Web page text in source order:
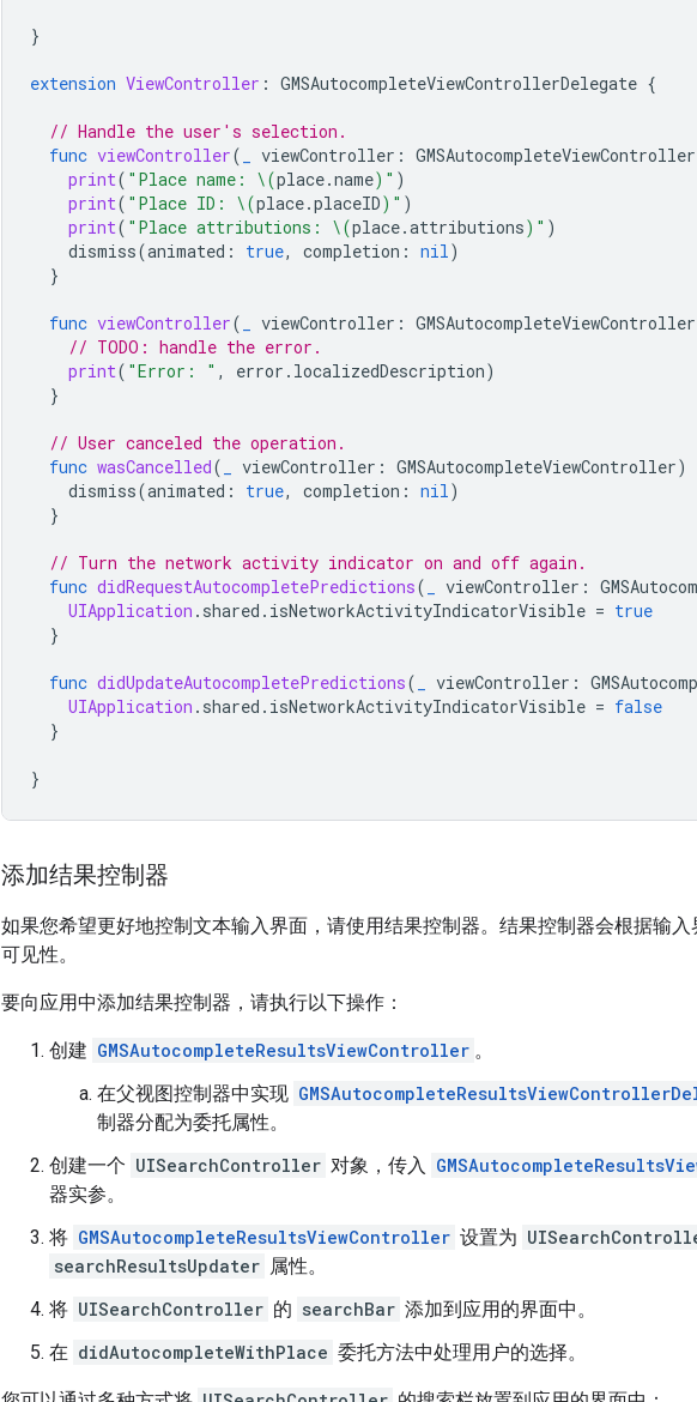
}
extension ViewController : GMSAutocompleteViewControllerDelegate {
// Handle the user's selection.
func viewController( viewController : GMSAutocompleteViewController
print( "Place name: \(place.name) " )
print( "Place ID: \(place.placeID) " )
print( "Place attributions: \(place.attributions) " )
dismiss(animated : true, completion : nil)
}
func viewController( viewController : GMSAutocompleteViewController
// TODO: handle the error.
print( "Error: " , error . localizedDescription)
}
// User canceled the operation.
func wasCancelled( viewController : GMSAutocompleteViewController)
dismiss(animated : true, completion : nil)
}
// Turn the network activity indicator on and off again.
func didRequestAutocompletePredictions( viewController :
UIApplication . shared . isNetworkActivityIndicatorVisible = true
}
func didUpdateAutocompletePredictions( viewController :
UIApplication . shared . isNetworkActivityIndicatorVisible = false
}
}
添加结果控制器
如果您希望更好地控制文本输入界面，请使用结果控制器。结果控制器会根据输
可见性。
要向应用中添加结果控制器，请执行以下操作：
创建 GMSAutocompleteResultsViewController 。
在父视图控制器中实现
制器分配为委托属性。
创建一个 UISearchController 对象，传入
器实参。
将 GMSAutocompleteResultsViewController 设置为
searchResultsUpdater 属性。
将 UISearchController 的 searchBar 添加到应用的界面中。
在 didAutocompleteWithPlace 委托方法中处理用户的选择。